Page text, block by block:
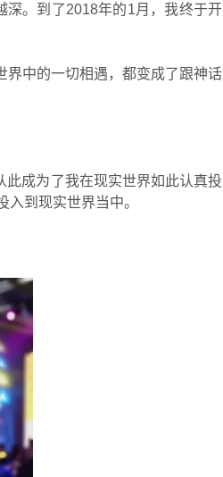
深。到了2018年的1月，我终于开
界中的一切相遇，都变成了跟神话
成为了我在现实世界如此认真投
到现实世界当中。